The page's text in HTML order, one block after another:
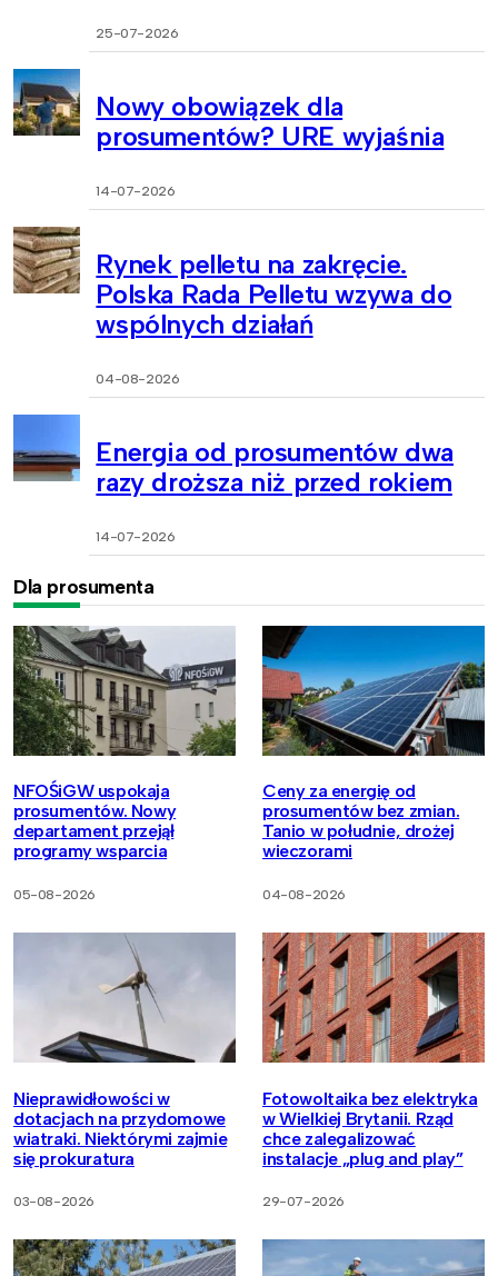
25-07-2026
Nowy obowiązek dla
prosumentów? URE wyjaśnia
14-07-2026
Rynek pelletu na zakręcie.
Polska Rada Pelletu wzywa do
wspólnych działań
04-08-2026
Energia od prosumentów dwa
razy droższa niż przed rokiem
14-07-2026
Dla prosumenta
NFOŚiGW uspokaja
prosumentów. Nowy
departament przejął
programy wsparcia
05-08-2026
Ceny za energię od
prosumentów bez zmian.
Tanio w południe, drożej
wieczorami
04-08-2026
Nieprawidłowości w
dotacjach na przydomowe
wiatraki. Niektórymi zajmie
się prokuratura
03-08-2026
Fotowoltaika bez elektryka
w Wielkiej Brytanii. Rząd
chce zalegalizować
instalacje „plug and play”
29-07-2026